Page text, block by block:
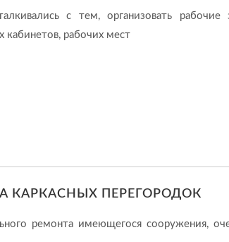
с тем, организовать рабочие
рабочих мест
КАРКАСНЫХ ПЕРЕГОРОДОК
ремонта имеющегося сооружения,